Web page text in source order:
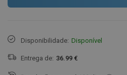
Disponibilidade: Disponível
Entrega de: 36.99 €